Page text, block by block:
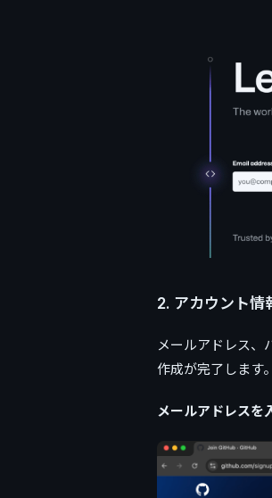
2. アカウント情
メールアドレス、
作成が完了します。
メールアドレスを